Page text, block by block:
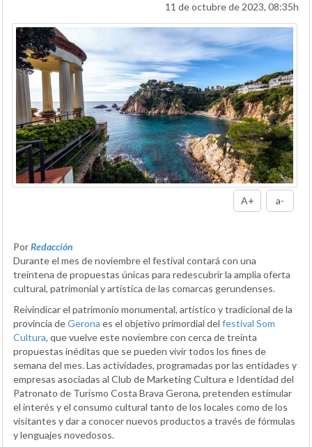
11 de octubre de 2023, 08:35h
A+ a-
PorRedacción
Durante el mes de noviembre el festival contará con una
treintena de propuestas únicas para redescubrir la amplia oferta
cultural, patrimonial y artística de las comarcas gerundenses.
Reivindicar el patrimonio monumental, artístico y tradicional de la
provincia deGerona es el objetivo primordial del festival Som
Cultura, que vuelve este noviembre con cerca de treinta
propuestas inéditas que se pueden vivir todos los fines de
semana del mes. Las actividades, programadas por las entidades y
empresas asociadas al Club de Marketing Cultura e Identidad del
Patronato de Turismo Costa Brava Gerona, pretenden estimular
el interés y el consumo cultural tanto de los locales como de los
visitantes y dar a conocer nuevos productos a través de fórmulas
y lenguajes novedosos.